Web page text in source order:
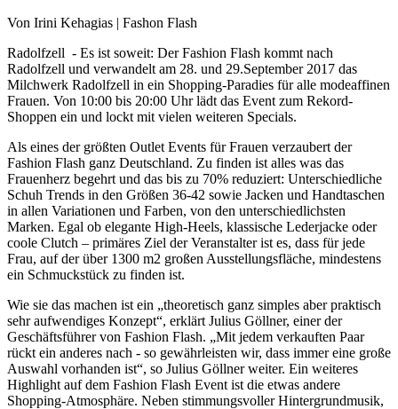
Von Irini Kehagias | Fashon Flash
Radolfzell - Es ist soweit: Der Fashion Flash kommt nach
Radolfzell und verwandelt am 28. und 29.September 2017 das
Milchwerk Radolfzell in ein Shopping-Paradies für alle modeaffinen
Frauen. Von 10:00 bis 20:00 Uhr lädt das Event zum Rekord-
Shoppen ein und lockt mit vielen weiteren Specials.
Als eines der größten Outlet Events für Frauen verzaubert der
Fashion Flash ganz Deutschland. Zu finden ist alles was das
Frauenherz begehrt und das bis zu 70% reduziert: Unterschiedliche
Schuh Trends in den Größen 36-42 sowie Jacken und Handtaschen
in allen Variationen und Farben, von den unterschiedlichsten
Marken. Egal ob elegante High-Heels, klassische Lederjacke oder
coole Clutch – primäres Ziel der Veranstalter ist es, dass für jede
Frau, auf der über 1300 m2 großen Ausstellungsfläche, mindestens
ein Schmuckstück zu finden ist.
Wie sie das machen ist ein „theoretisch ganz simples aber praktisch
sehr aufwendiges Konzept“, erklärt Julius Göllner, einer der
Geschäftsführer von Fashion Flash. „Mit jedem verkauften Paar
rückt ein anderes nach - so gewährleisten wir, dass immer eine große
Auswahl vorhanden ist“, so Julius Göllner weiter. Ein weiteres
Highlight auf dem Fashion Flash Event ist die etwas andere
Shopping-Atmosphäre. Neben stimmungsvoller Hintergrundmusik,